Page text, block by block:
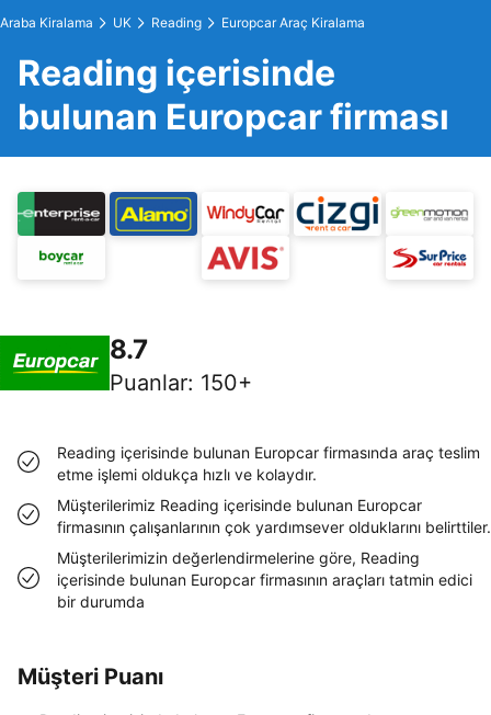
Araba Kiralama UK Reading Europcar Araç Kiralama
Reading içerisinde
bulunan Europcar firması
8.7
Puanlar: 150+
Reading içerisinde bulunan Europcar firmasında araç teslim
etme işlemi oldukça hızlı ve kolaydır.
Müşterilerimiz Reading içerisinde bulunan Europcar
firmasının çalışanlarının çok yardımsever olduklarını belirttiler.
Müşterilerimizin değerlendirmelerine göre, Reading
içerisinde bulunan Europcar firmasının araçları tatmin edici
bir durumda
Müşteri Puanı